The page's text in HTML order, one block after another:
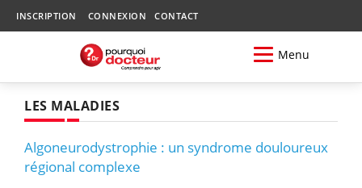
INSCRIPTION CONNEXION CONTACT
Menu
LES MALADIES
Algoneurodystrophie : un syndrome douloureux
régional complexe